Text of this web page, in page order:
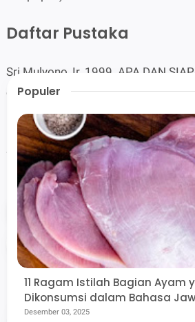
Daftar Pustaka
Sri Mulyono, Ir. 1999. APA DAN
cv Haji Masagung.
Purwadi, Dr. 2014. MENGKAJI NILAI
SEMAR. Yogyakarta: Kanwa
Tags budaya semar
Share
Populer
11 Ragam Istilah Bagian Ayam
Dikonsumsi dalam Bahasa
Rekomendasi Olahannya,
Desember 03, 2025